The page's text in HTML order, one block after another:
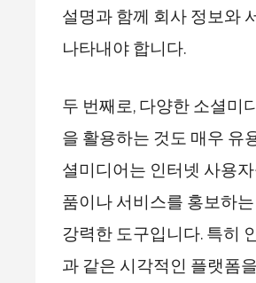
설명과 함께 회사 정보와
나타내야 합니다.
두 번째로, 다양한 소셜미
을 활용하는 것도 매우 유
셜미디어는 인터넷 사용
품이나 서비스를 홍보하
강력한 도구입니다. 특히
과 같은 시각적인 플랫폼